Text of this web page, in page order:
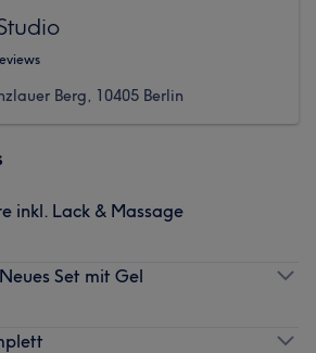
Berg, 10405 Berlin
inkl. Lack & Massage
Set mit Gel